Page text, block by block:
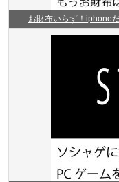
お財布いらず！iphone